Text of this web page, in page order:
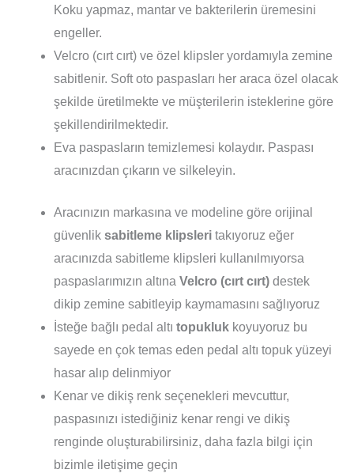
Koku yapmaz, mantar ve bakterilerin üremesini
engeller.
Velcro (cırt cırt) ve özel klipsler yordamıyla zemine
sabitlenir. Soft oto paspasları her araca özel olacak
şekilde üretilmekte ve müşterilerin isteklerine göre
şekillendirilmektedir.
Eva paspasların temizlemesi kolaydır. Paspası
aracınızdan çıkarın ve silkeleyin.
Aracınızın markasına ve modeline göre orijinal
güvenlik sabitleme klipsleri takıyoruz eğer
aracınızda sabitleme klipsleri kullanılmıyorsa
paspaslarımızın altına Velcro (cırt cırt) destek
dikip zemine sabitleyip kaymamasını sağlıyoruz
İsteğe bağlı pedal altı topukluk koyuyoruz bu
sayede en çok temas eden pedal altı topuk yüzeyi
hasar alıp delinmiyor
Kenar ve dikiş renk seçenekleri mevcuttur,
paspasınızı istediğiniz kenar rengi ve dikiş
renginde oluşturabilirsiniz, daha fazla bilgi için
bizimle iletişime geçin